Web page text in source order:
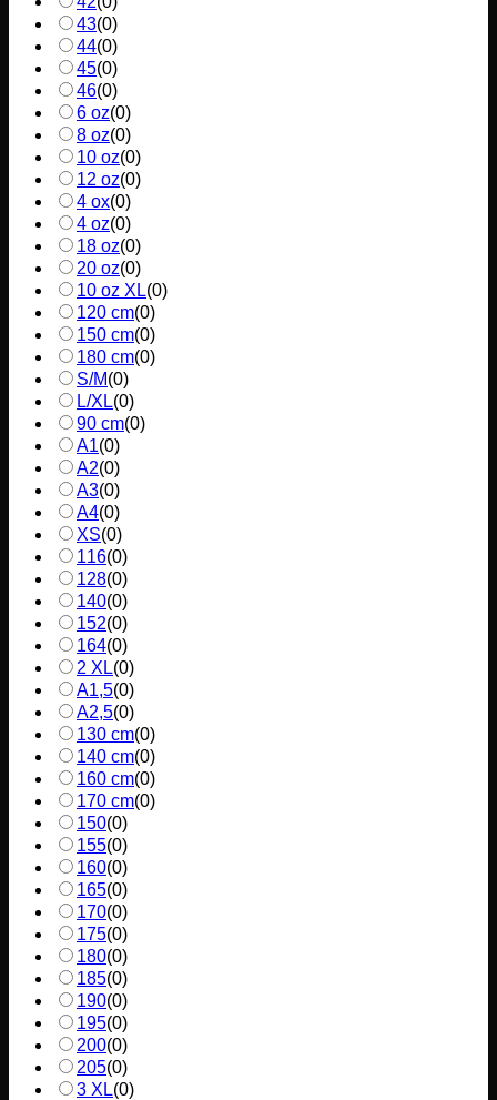
43(0)
44(0)
45(0)
46(0)
6 oz(0)
8 oz(0)
10 oz(0)
12 oz(0)
4 ox(0)
4 oz(0)
18 oz(0)
20 oz(0)
10 oz XL(0)
120 cm(0)
150 cm(0)
180 cm(0)
S/M(0)
L/XL(0)
90 cm(0)
A1(0)
A2(0)
A3(0)
A4(0)
XS(0)
116(0)
128(0)
140(0)
152(0)
164(0)
2 XL(0)
A1,5(0)
A2,5(0)
130 cm(0)
140 cm(0)
160 cm(0)
170 cm(0)
150(0)
155(0)
160(0)
165(0)
170(0)
175(0)
180(0)
185(0)
190(0)
195(0)
200(0)
205(0)
3 XL(0)